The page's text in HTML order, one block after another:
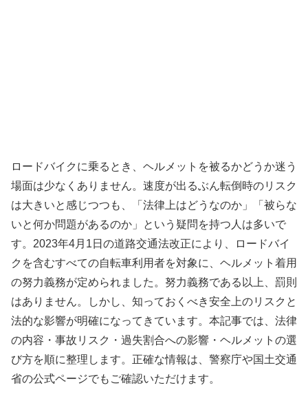
ロードバイクに乗るとき、ヘルメットを被るかどうか迷う
場面は少なくありません。速度が出るぶん転倒時のリスク
は大きいと感じつつも、「法律上はどうなのか」「被らな
いと何か問題があるのか」という疑問を持つ人は多いで
す。2023年4月1日の道路交通法改正により、ロードバイ
クを含むすべての自転車利用者を対象に、ヘルメット着用
の努力義務が定められました。努力義務である以上、罰則
はありません。しかし、知っておくべき安全上のリスクと
法的な影響が明確になってきています。本記事では、法律
の内容・事故リスク・過失割合への影響・ヘルメットの選
び方を順に整理します。正確な情報は、警察庁や国土交通
省の公式ページでもご確認いただけます。